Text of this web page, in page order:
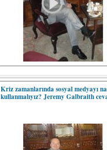
Kriz zamanlarında sosyal medyayı
kullanmalıyız? Jeremy Galbraith